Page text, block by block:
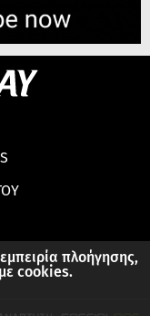
πλοήγησης,
cookies.